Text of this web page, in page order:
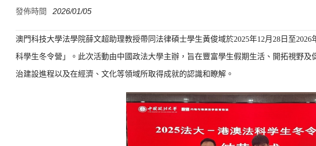
發佈時間 2026/01/05
澳門科技大學法學院薛文超助理教授帶同法律碩士學生黃俊域於2025年12月28日至
科學生冬令營」。此次活動由中國政法大學主辦，旨在豐富學生假期生活、開拓視野
治建設進程以及在經濟、文化等領域所取得成就的認識和瞭解。